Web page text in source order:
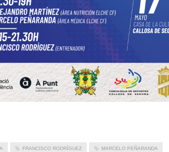
FRANCISCO RODRÍGUEZ MARCELO PEÑARANDA